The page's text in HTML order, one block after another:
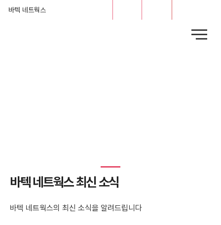
바텍 네트웍스
​바텍 네트웍스 최신 소식
바텍 네트웍스의 최신 소식을 알려드립니다